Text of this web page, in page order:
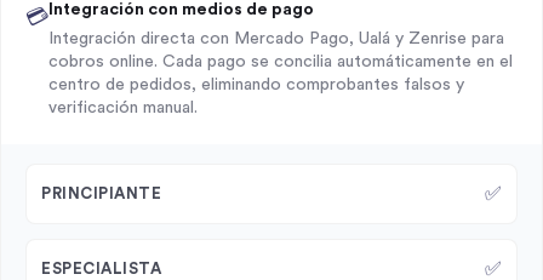
💳 Integración con medios de pago
Integración directa con Mercado Pago, Ualá y Zenrise para
cobros online. Cada pago se concilia automáticamente en el
centro de pedidos, eliminando comprobantes falsos y
verificación manual.
PRINCIPIANTE ✅
ESPECIALISTA ✅